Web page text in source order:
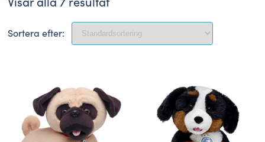
Sortera efter: